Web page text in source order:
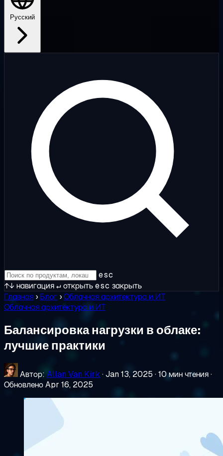
Русский
esc
↑↓ навигация↵открытьesc закрыть
Главная ›Блог ›Облачная архитектура и ИТ
Облачная архитектура и ИТ
Балансировка нагрузки в облаке:
лучшие практики
Автор: Allan Van Kirk ·Jan 13, 2025 ·10 мин чтения·
Обновлено Apr 16, 2025